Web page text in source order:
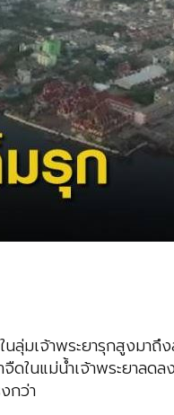
ลุ่มเจ้าพระยารุกสูงมา
ในแม่น้ำเจ้าพระยาลด
กว่า